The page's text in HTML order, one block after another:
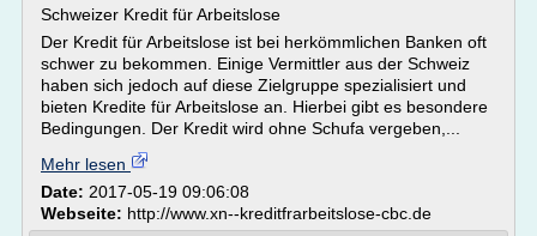
Schweizer Kredit für Arbeitslose
Der Kredit für Arbeitslose ist bei herkömmlichen Banken oft
schwer zu bekommen. Einige Vermittler aus der Schweiz
haben sich jedoch auf diese Zielgruppe spezialisiert und
bieten Kredite für Arbeitslose an. Hierbei gibt es besondere
Bedingungen. Der Kredit wird ohne Schufa vergeben,...
Mehr lesen
Date: 2017-05-19 09:06:08
Webseite: http://www.xn--kreditfrarbeitslose-cbc.de